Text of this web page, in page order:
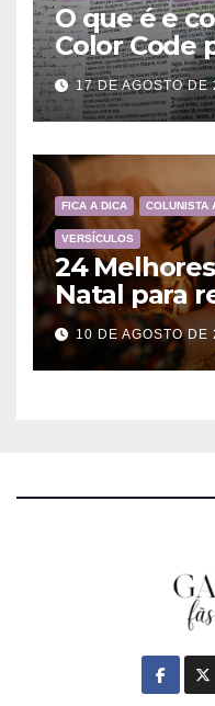
O que é e
Color Code
Bíblia?
17 DE AGOSTO DE
FICA A DICA COLUNISTA
VERSÍCULOS
24
Natal para
Nascimento
10 DE AGOSTO